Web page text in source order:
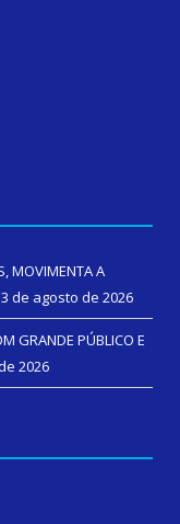
MOVIMENTA A
3 de agosto de 2026
GRANDE PÚBLICO E
2026